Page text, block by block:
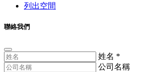
列出空間
聯絡我們
姓名 *
公司名稱